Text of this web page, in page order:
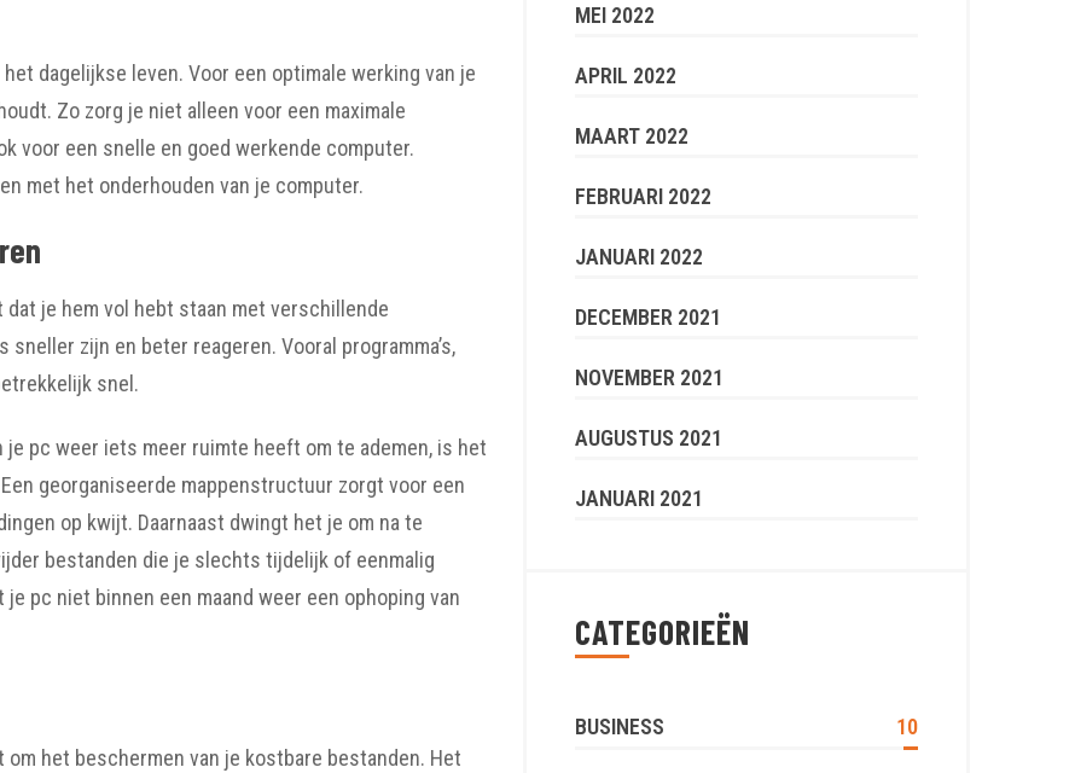
dagelijkse leven. Voor een optimale werking van je
Zo zorg je niet alleen voor een maximale
voor een snelle en goed werkende computer.
met het onderhouden van je computer.
je hem vol hebt staan met verschillende
zijn en beter reageren. Vooral programma’s,
snel.
pc weer iets meer ruimte heeft om te ademen, is het
georganiseerde mappenstructuur zorgt voor een
op kwijt. Daarnaast dwingt het je om na te
bestanden die je slechts tijdelijk of eenmalig
pc niet binnen een maand weer een ophoping van
het beschermen van je kostbare bestanden. Het
MEI 2022
APRIL 2022
MAART 2022
FEBRUARI 2022
JANUARI 2022
DECEMBER 2021
NOVEMBER 2021
AUGUSTUS 2021
JANUARI 2021
CATEGORIEËN
BUSINESS 10